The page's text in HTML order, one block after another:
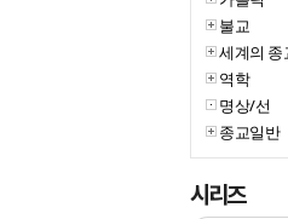
불교
세계의 종
역학
명상/선
종교일반
시리즈